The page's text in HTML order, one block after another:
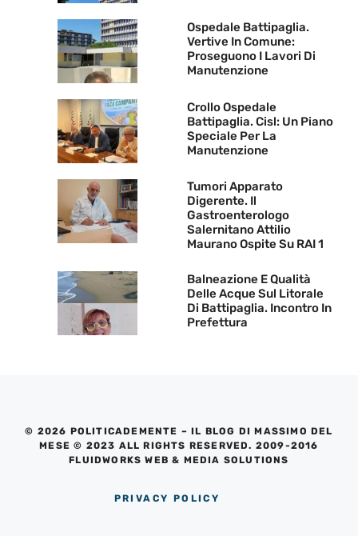
Ospedale Battipaglia.
Vertive In Comune:
Proseguono I Lavori Di
Manutenzione
Crollo Ospedale
Battipaglia. Cisl: Un Piano
Speciale Per La
Manutenzione
Tumori Apparato
Digerente. Il
Gastroenterologo
Salernitano Attilio
Maurano Ospite Su RAI 1
Balneazione E Qualità
Delle Acque Sul Litorale
Di Battipaglia. Incontro In
Prefettura
© 2026 POLITICADEMENTE – IL BLOG DI MASSIMO DEL
MESE © 2023 ALL RIGHTS RESERVED. 2009-2016
FLUIDWORKS WEB & MEDIA SOLUTIONS
PRIVACY POLICY